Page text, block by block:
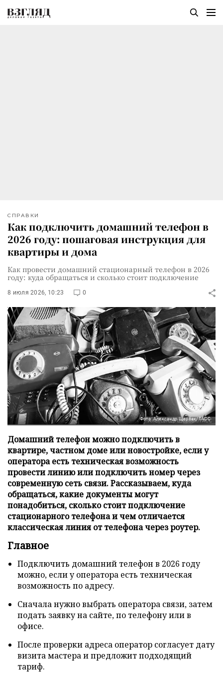
СПРАВКИ
Как подключить домашний телефон в
2026 году: пошаговая инструкция для
квартиры и дома
Как провести домашний стационарный телефон в 2026
году: куда обращаться и сколько стоит подключение
8 июля 2026, 10:23 0
Фото: Александр Щербак/ТАСС
Домашний телефон можно подключить в
квартире, частном доме или новостройке, если у
оператора есть техническая возможность
провести линию или подключить номер через
современную сеть связи. Рассказываем, куда
обращаться, какие документы могут
понадобиться, сколько стоит подключение
стационарного телефона и чем отличается
классическая линия от телефона через роутер.
Главное
Подключить домашний телефон в 2026 году
можно, если у оператора есть техническая
возможность по адресу.
Сначала нужно выбрать оператора связи, затем
подать заявку на сайте, по телефону или в
офисе.
После проверки адреса оператор согласует дату
визита мастера и предложит подходящий
тариф.